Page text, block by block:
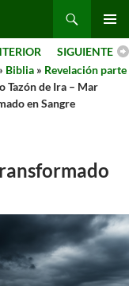
MENU
SIGUIENTE
Biblia » Revelación parte
Tazón de Ira – Mar
en Sangre